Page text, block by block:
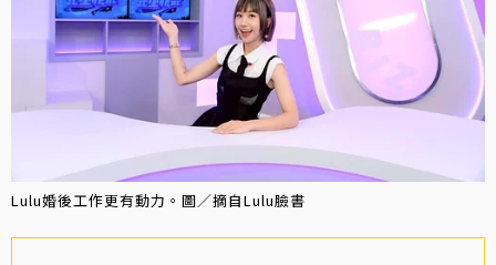
Lulu婚後工作更有動力。圖／摘自Lulu臉書